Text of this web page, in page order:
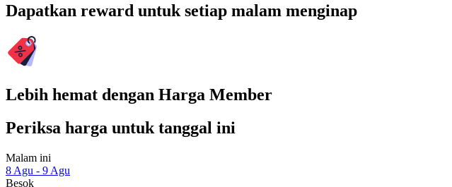
Dapatkan reward untuk setiap malam menginap
Lebih hemat dengan Harga Member
Periksa harga untuk tanggal ini
Malam ini
8 Agu - 9 Agu
Besok